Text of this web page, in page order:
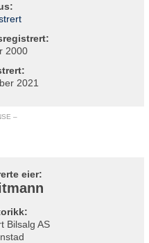
2000
2021
–
eier:
Bilsalg AS